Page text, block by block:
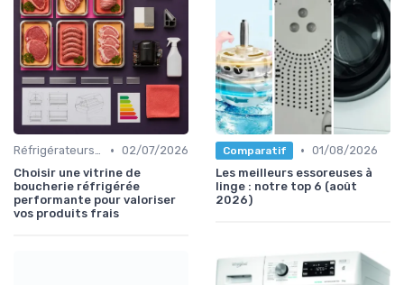
Réfrigérateurs et Congélateurs • 02/07/2026
Choisir une vitrine de
boucherie réfrigérée
performante pour valoriser
vos produits frais
Comparatif • 01/08/2026
Les meilleurs essoreuses à
linge : notre top 6 (août
2026)